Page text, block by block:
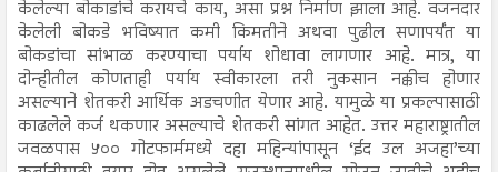
केलेल्या बोकाडांचे करायचे काय, असा प्रश्न निर्माण झाला आहे. वजनदार
केलेली बोकडे भविष्यात कमी किमतीने अथवा पुढील सणापर्यंत या
बोकडांचा सांभाळ करण्याचा पर्याय शोधावा लागणार आहे. मात्र, या
दोन्हीतील कोणताही पर्याय स्वीकारला तरी नुकसान नक्कीच होणार
असल्याने शेतकरी आर्थिक अडचणीत येणार आहे. यामुळे या प्रकल्पासाठी
काढलेले कर्ज थकणार असल्याचे शेतकरी सांगत आहेत. उत्तर महाराष्ट्रातील
जवळपास ५०० गोटफार्ममध्ये दहा महिन्यांपासून ‘ईद उल अजहा’च्या